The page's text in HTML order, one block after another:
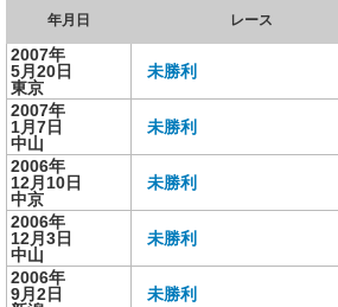
年月日 レース
2007年
5月20日
東京
未勝利
2007年
1月7日
中山
未勝利
2006年
12月10日
中京
未勝利
2006年
12月3日
中山
未勝利
2006年
9月2日
未勝利